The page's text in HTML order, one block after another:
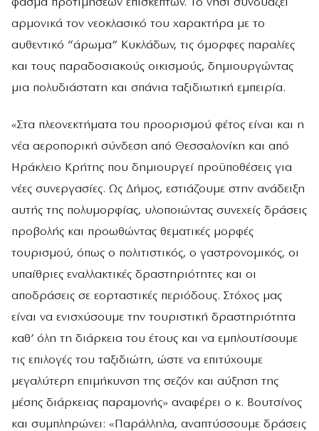
φάσμα προτιμήσεων επισκεπτών. Το νησί συνδυάζει
αρμονικά τον νεοκλασικό του χαρακτήρα με το
αυθεντικό “άρωμα” Κυκλάδων, τις όμορφες παραλίες
και τους παραδοσιακούς οικισμούς, δημιουργώντας
μια πολυδιάστατη και σπάνια ταξιδιωτική εμπειρία.
«Στα πλεονεκτήματα του προορισμού φέτος είναι και η
νέα αεροπορική σύνδεση από Θεσσαλονίκη και από
Ηράκλειο Κρήτης που δημιουργεί προϋποθέσεις για
νέες συνεργασίες. Ως Δήμος, εστιάζουμε στην ανάδειξη
αυτής της πολυμορφίας, υλοποιώντας συνεχείς δράσεις
προβολής και προωθώντας θεματικές μορφές
τουρισμού, όπως ο πολιτιστικός, ο γαστρονομικός, οι
υπαίθριες εναλλακτικές δραστηριότητες και οι
αποδράσεις σε εορταστικές περιόδους. Στόχος μας
είναι να ενισχύσουμε την τουριστική δραστηριότητα
καθ’ όλη τη διάρκεια του έτους και να εμπλουτίσουμε
τις επιλογές του ταξιδιώτη, ώστε να επιτύχουμε
μεγαλύτερη επιμήκυνση της σεζόν και αύξηση της
μέσης διάρκειας παραμονής» αναφέρει ο κ. Βουτσίνος
και συμπληρώνει: «Παράλληλα, αναπτύσσουμε δράσεις